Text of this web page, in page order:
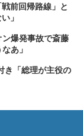
前回帰路線」と
」
爆発事故で斎藤
あ」
「総理が主役の